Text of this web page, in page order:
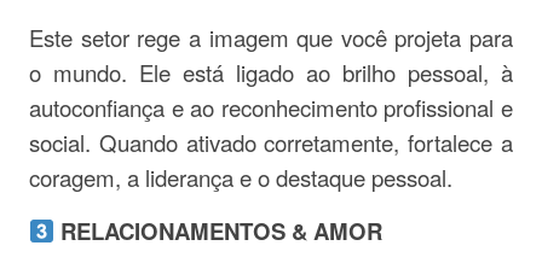
Este setor rege a imagem que você projeta para
o mundo. Ele está ligado ao brilho pessoal, à
autoconfiança e ao reconhecimento profissional e
social. Quando ativado corretamente, fortalece a
coragem, a liderança e o destaque pessoal.
RELACIONAMENTOS & AMOR